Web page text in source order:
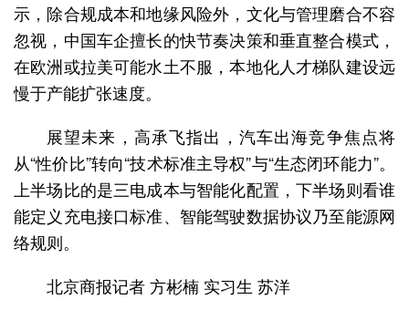
示，除合规成本和地缘风险外，文化与管理磨合不容
忽视，中国车企擅长的快节奏决策和垂直整合模式，
在欧洲或拉美可能水土不服，本地化人才梯队建设远
慢于产能扩张速度。
展望未来，高承飞指出，汽车出海竞争焦点将
从“性价比”转向“技术标准主导权”与“生态闭环能力”。
上半场比的是三电成本与智能化配置，下半场则看谁
能定义充电接口标准、智能驾驶数据协议乃至能源网
络规则。
北京商报记者 方彬楠 实习生 苏洋